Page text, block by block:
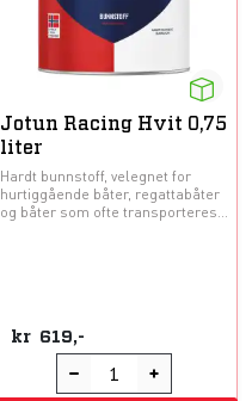
Jotun Racing Hvit 0,75
liter
Hardt bunnstoff, velegnet for
hurtiggående båter, regattabåter
og båter som ofte transporteres...
kr 619,-